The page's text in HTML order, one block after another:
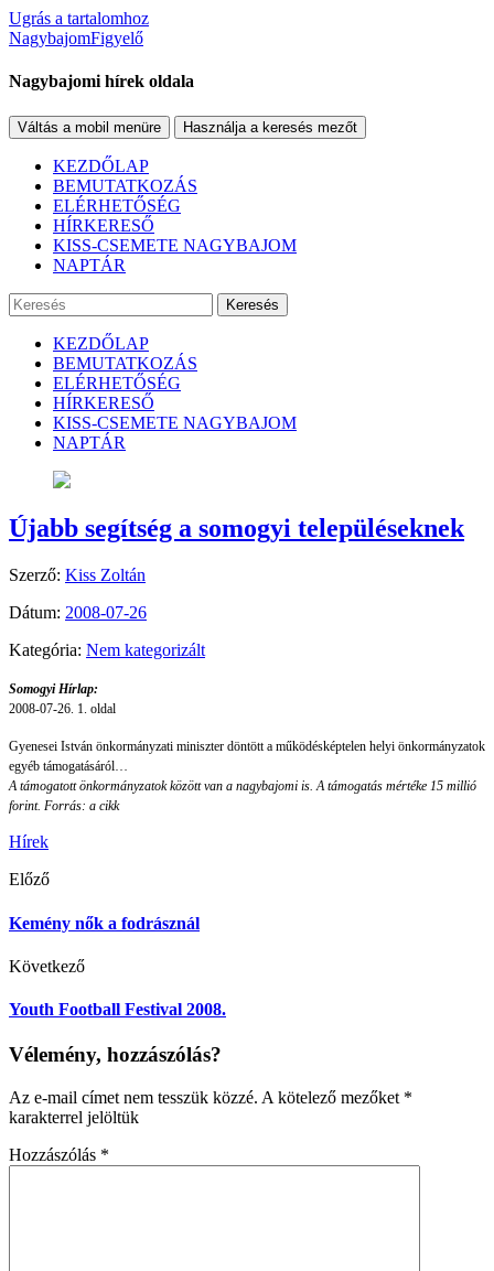
Ugrás a tartalomhoz
NagybajomFigyelő
Nagybajomi hírek oldala
Váltás a mobil menüre Használja a keresés mezőt
KEZDŐLAP
BEMUTATKOZÁS
ELÉRHETŐSÉG
HÍRKERESŐ
KISS-CSEMETE NAGYBAJOM
NAPTÁR
Keresés
KEZDŐLAP
BEMUTATKOZÁS
ELÉRHETŐSÉG
HÍRKERESŐ
KISS-CSEMETE NAGYBAJOM
NAPTÁR
Újabb segítség a somogyi településeknek
Szerző: Kiss Zoltán
Dátum: 2008-07-26
Kategória: Nem kategorizált
Somogyi Hírlap:
2008-07-26. 1. oldal
Gyenesei István önkormányzati miniszter döntött a működésképtelen helyi önkormányzatok
egyéb támogatásáról…
A támogatott önkormányzatok között van a nagybajomi is. A támogatás mértéke 15 millió
forint. Forrás: a cikk
Hírek
Előző
Kemény nők a fodrásznál
Következő
Youth Football Festival 2008.
Vélemény, hozzászólás?
Az e-mail címet nem tesszük közzé. A kötelező mezőket *
karakterrel jelöltük
Hozzászólás *